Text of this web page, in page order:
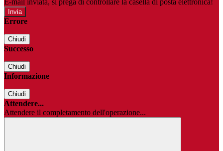
E-mail inviata, si prega di controllare la casella di posta elettronica!
Errore
Chiudi
Successo
Chiudi
Informazione
Chiudi
Attendere...
Attendere il completamento dell'operazione...